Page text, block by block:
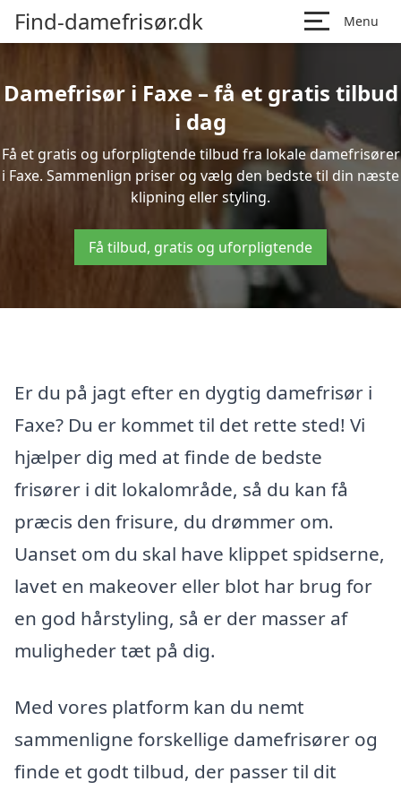
Find-damefrisør.dk Menu
Damefrisør i Faxe – få et gratis tilbud
i dag
Få et gratis og uforpligtende tilbud fra lokale damefrisører
i Faxe. Sammenlign priser og vælg den bedste til din næste
klipning eller styling.
Få tilbud, gratis og uforpligtende
Er du på jagt efter en dygtig damefrisør i
Faxe? Du er kommet til det rette sted! Vi
hjælper dig med at finde de bedste
frisører i dit lokalområde, så du kan få
præcis den frisure, du drømmer om.
Uanset om du skal have klippet spidserne,
lavet en makeover eller blot har brug for
en god hårstyling, så er der masser af
muligheder tæt på dig.
Med vores platform kan du nemt
sammenligne forskellige damefrisører og
finde et godt tilbud, der passer til dit